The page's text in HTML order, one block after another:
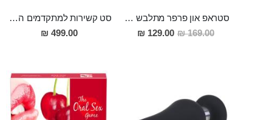
סטראפ און פרפר מתלבש כמו תחתונים, עם רטט
169.00 ₪
מחיר
מבצע
129.00 ₪
סט קשירות למתקדמים המכיל 7 פריטים מעור "Grannos"
499.00 ₪